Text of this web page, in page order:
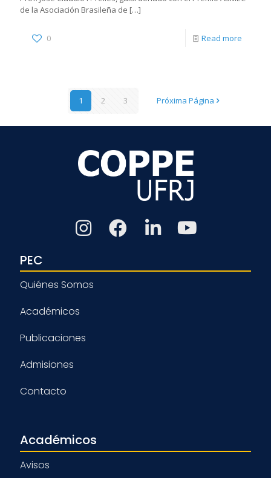
de la Asociación Brasileña de […]
0 Read more
1 2 3 Próxima Página
PEC
Quiénes Somos
Académicos
Publicaciones
Admisiones
Contacto
Académicos
Avisos